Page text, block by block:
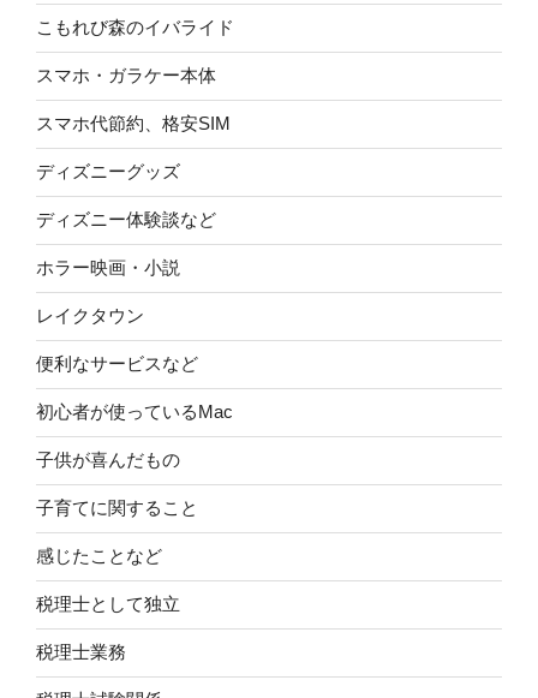
こもれび森のイバライド
スマホ・ガラケー本体
スマホ代節約、格安SIM
ディズニーグッズ
ディズニー体験談など
ホラー映画・小説
レイクタウン
便利なサービスなど
初心者が使っているMac
子供が喜んだもの
子育てに関すること
感じたことなど
税理士として独立
税理士業務